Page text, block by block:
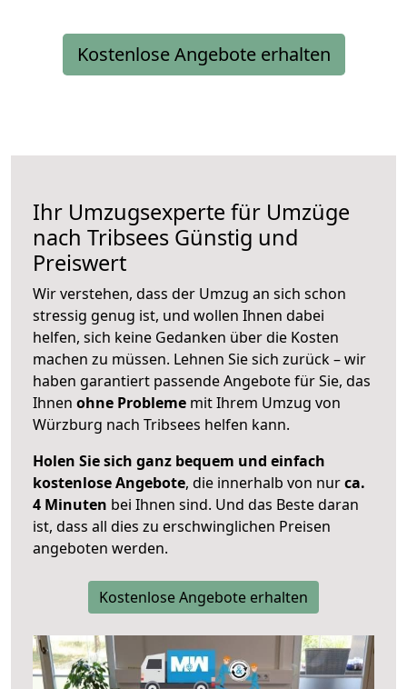
Kostenlose Angebote erhalten
Ihr Umzugsexperte für Umzüge
nach Tribsees Günstig und
Preiswert
Wir verstehen, dass der Umzug an sich schon
stressig genug ist, und wollen Ihnen dabei
helfen, sich keine Gedanken über die Kosten
machen zu müssen. Lehnen Sie sich zurück – wir
haben garantiert passende Angebote für Sie, das
Ihnen ohne Probleme mit Ihrem Umzug von
Würzburg nach Tribsees helfen kann.
Holen Sie sich ganz bequem und einfach
kostenlose Angebote, die innerhalb von nurca.
4 Minuten bei Ihnen sind. Und das Beste daran
ist, dass all dies zu erschwinglichen Preisen
angeboten werden.
Kostenlose Angebote erhalten